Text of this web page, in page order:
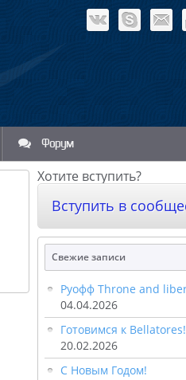
Форум
Хотите вступить?
Вступить в
Свежие записи
Руофф Throne and
04.04.2026
Готовимся к Bellatores!
20.02.2026
С Новым Годом!